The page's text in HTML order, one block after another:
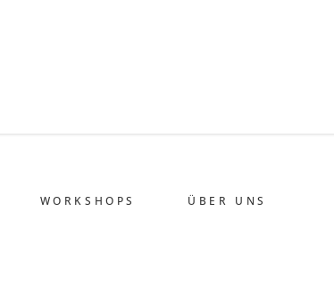
WORKSHOPS ÜBER UNS